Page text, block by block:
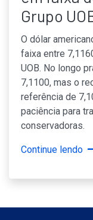
Grupo
O dólar
faixa entre
UOB. No longo
7,1100, mas o
referência de
paciência para
conservadoras.
Continue lendo